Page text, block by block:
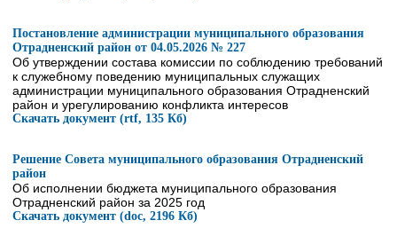
Постановление администрации муниципального образования
Отрадненский район от 04.05.2026 № 227
Об утверждении состава комиссии по соблюдению требований
к служебному поведению муниципальных служащих
администрации муниципального образования Отрадненский
район и урегулированию конфликта интересов
Скачать документ (rtf, 135 Кб)
Решение Совета муниципального образования Отрадненский
район
Об исполнении бюджета муниципального образования
Отрадненский район за 2025 год
Скачать документ (doc, 2196 Кб)